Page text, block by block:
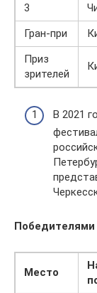
3
Гран-при
Приз
зрителей
В 2021
Победителями
Место